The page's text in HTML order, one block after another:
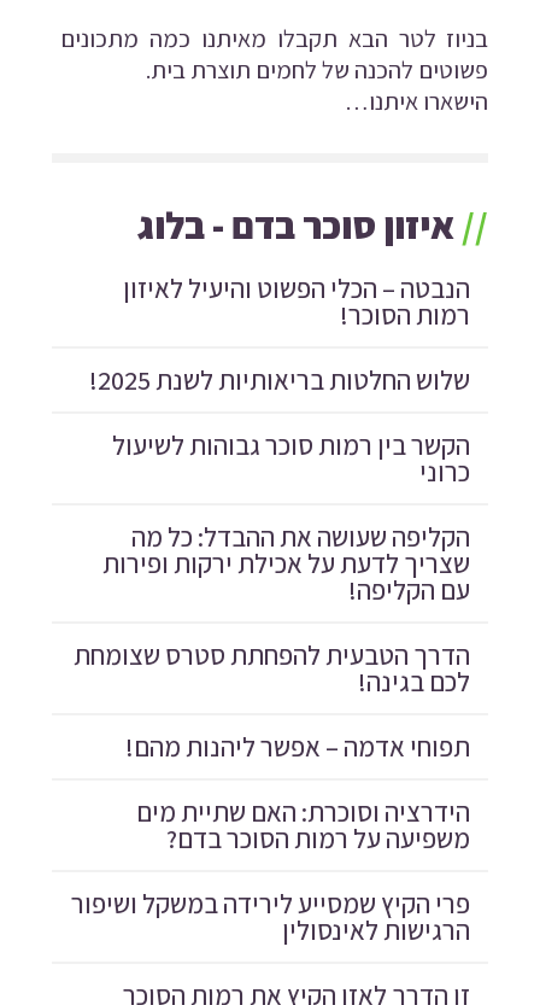
בניוז לטר הבא תקבלו מאיתנו כמה מתכונים
פשוטים להכנה של לחמים תוצרת בית.
הישארו איתנו…
//איזון סוכר בדם - בלוג
הנבטה – הכלי הפשוט והיעיל לאיזון
רמות הסוכר!
שלוש החלטות בריאותיות לשנת 2025!
הקשר בין רמות סוכר גבוהות לשיעול
כרוני
הקליפה שעושה את ההבדל: כל מה
שצריך לדעת על אכילת ירקות ופירות
עם הקליפה!
הדרך הטבעית להפחתת סטרס שצומחת
לכם בגינה!
תפוחי אדמה – אפשר ליהנות מהם!
הידרציה וסוכרת: האם שתיית מים
משפיעה על רמות הסוכר בדם?
פרי הקיץ שמסייע לירידה במשקל ושיפור
הרגישות לאינסולין
זו הדרך לאזן הקיץ את רמות הסוכר